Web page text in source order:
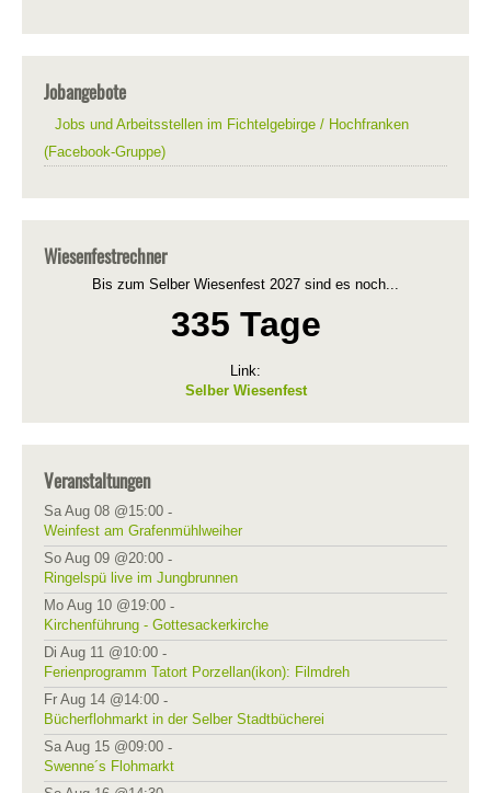
Jobangebote
Jobs und Arbeitsstellen im Fichtelgebirge / Hochfranken
(Facebook-Gruppe)
Wiesenfestrechner
Bis zum Selber Wiesenfest 2027 sind es noch...
335 Tage
Link:
Selber Wiesenfest
Veranstaltungen
Sa Aug 08 @15:00 -
Weinfest am Grafenmühlweiher
So Aug 09 @20:00 -
Ringelspü live im Jungbrunnen
Mo Aug 10 @19:00 -
Kirchenführung - Gottesackerkirche
Di Aug 11 @10:00 -
Ferienprogramm Tatort Porzellan(ikon): Filmdreh
Fr Aug 14 @14:00 -
Bücherflohmarkt in der Selber Stadtbücherei
Sa Aug 15 @09:00 -
Swenne´s Flohmarkt